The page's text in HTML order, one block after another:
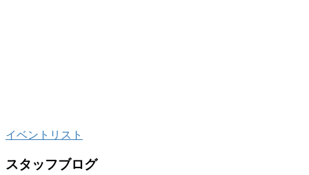
イベントリスト
スタッフブログ